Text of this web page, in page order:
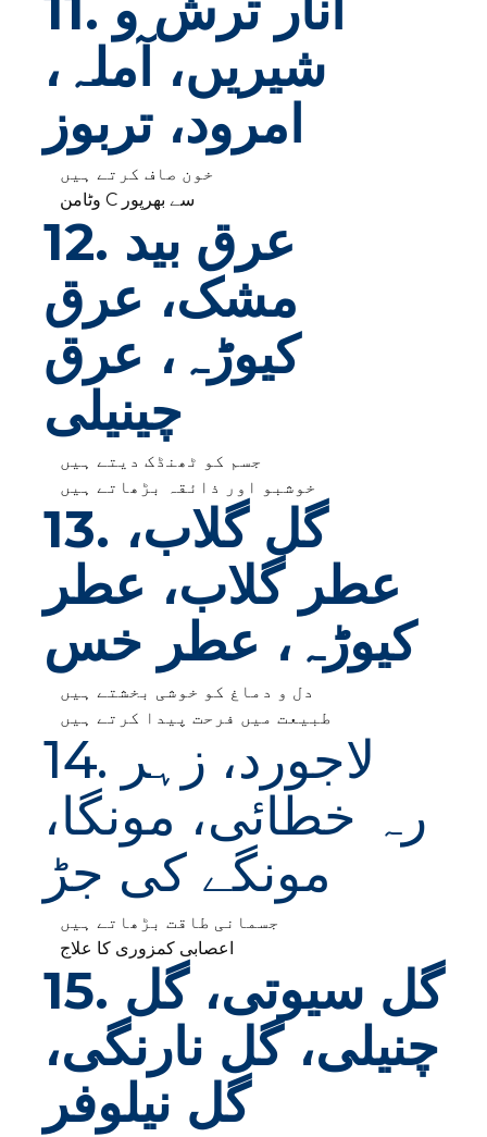
شیریں، آملہ،
امرود، تربوز
خون صاف کرتے ہیں
وٹامن C سے بھرپور
12. عرق بید
مشک، عرق
کیوڑہ، عرق
چینیلی
جسم کو ٹھنڈک دیتے ہیں
خوشبو اور ذائقہ بڑھاتے ہیں
13. گل گلاب،
عطر گلاب، عطر
کیوڑہ، عطر خس
دل و دماغ کو خوشی بخشتے ہیں
طبیعت میں فرحت پیدا کرتے ہیں
14. لاجورد، زہر
رہ خطائی، مونگا،
مونگے کی جڑ
جسمانی طاقت بڑھاتے ہیں
اعصابی کمزوری کا علاج
15. گل سیوتی، گل
چنیلی، گل نارنگی،
گل نیلوفر